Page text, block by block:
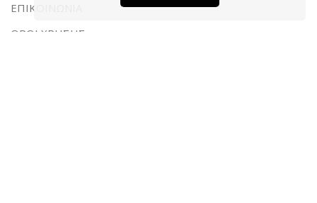
ΕΠΙΚΟΙΝΩΝΙΑ
ΟΡΟΙ ΧΡΗΣΗΣ